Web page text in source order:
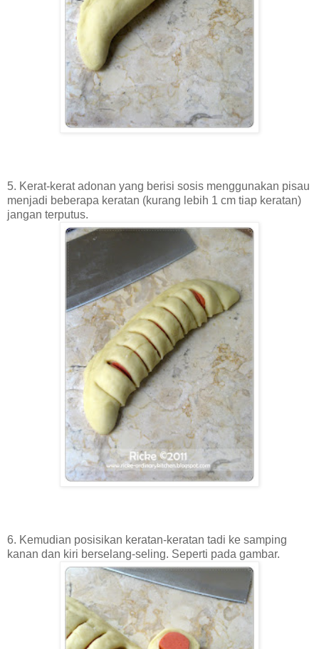
5. Kerat-kerat adonan yang berisi sosis menggunakan pisau
menjadi beberapa keratan (kurang lebih 1 cm tiap keratan)
jangan terputus.
6. Kemudian posisikan keratan-keratan tadi ke samping
kanan dan kiri berselang-seling. Seperti pada gambar.